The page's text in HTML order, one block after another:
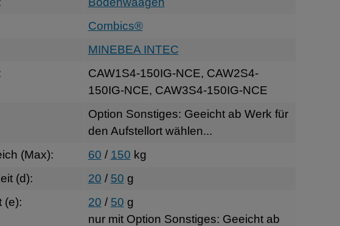
Combics®
MINEBEA INTEC
CAW1S4-150IG-NCE, CAW2S4-
150IG-NCE, CAW3S4-150IG-NCE
Option Sonstiges: Geeicht ab Werk für
den Aufstellort wählen...
(Max):
60 / 150 kg
(d):
20 / 50 g
(e):
20 / 50 g
nur mit Option Sonstiges: Geeicht ab